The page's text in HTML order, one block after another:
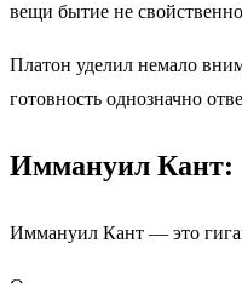
вещи бытие не
Платон уделил немало
готовность однозначно
Иммануил Кант:
Иммануил Кант — это